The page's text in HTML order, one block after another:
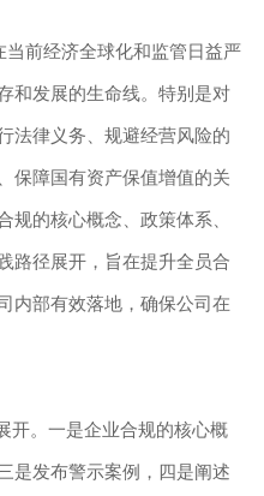
前经济全球化和监管日益严
和发展的生命线。特别是对
法律义务、规避经营风险的
保障国有资产保值增值的关
的核心概念、政策体系、
路径展开，旨在提升全员合
内部有效落地，确保公司在
。一是企业合规的核心概
是发布警示案例，四是阐述